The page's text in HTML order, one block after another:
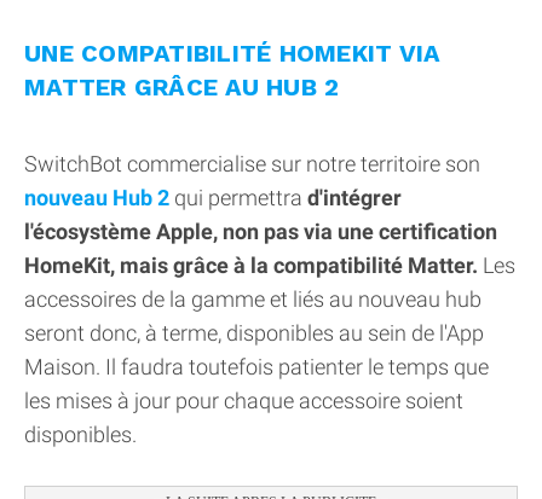
UNE COMPATIBILITÉ HOMEKIT VIA
MATTER GRÂCE AU HUB 2
SwitchBot commercialise sur notre territoire son
nouveau Hub 2 qui permettra d'intégrer
l'écosystème Apple, non pas via une certification
HomeKit, mais grâce à la compatibilité Matter. Les
accessoires de la gamme et liés au nouveau hub
seront donc, à terme, disponibles au sein de l'App
Maison. Il faudra toutefois patienter le temps que
les mises à jour pour chaque accessoire soient
disponibles.